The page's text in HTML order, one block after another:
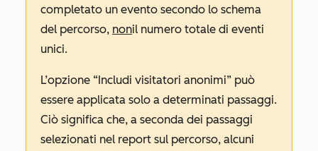
completato un evento secondo lo schema
del percorso, nonil numero totale di eventi
unici.
L’opzione “Includi visitatori anonimi” può
essere applicata solo a determinati passaggi.
Ciò significa che, a seconda dei passaggi
selezionati nel report sul percorso, alcuni